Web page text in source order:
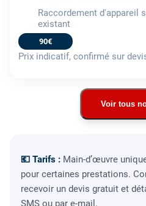
Raccordement d'appareil
existant
90€
Prix indicatif, confirmé sur
Voir tous
💶 Tarifs : Main-d’œuvre
pour certaines prestations.
recevoir un devis gratuit et
SMS ou par e-mail.